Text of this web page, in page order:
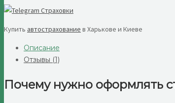
Купить автострахование в Харькове и Киеве
Описание
Отзывы (1)
Почему нужно оформлять